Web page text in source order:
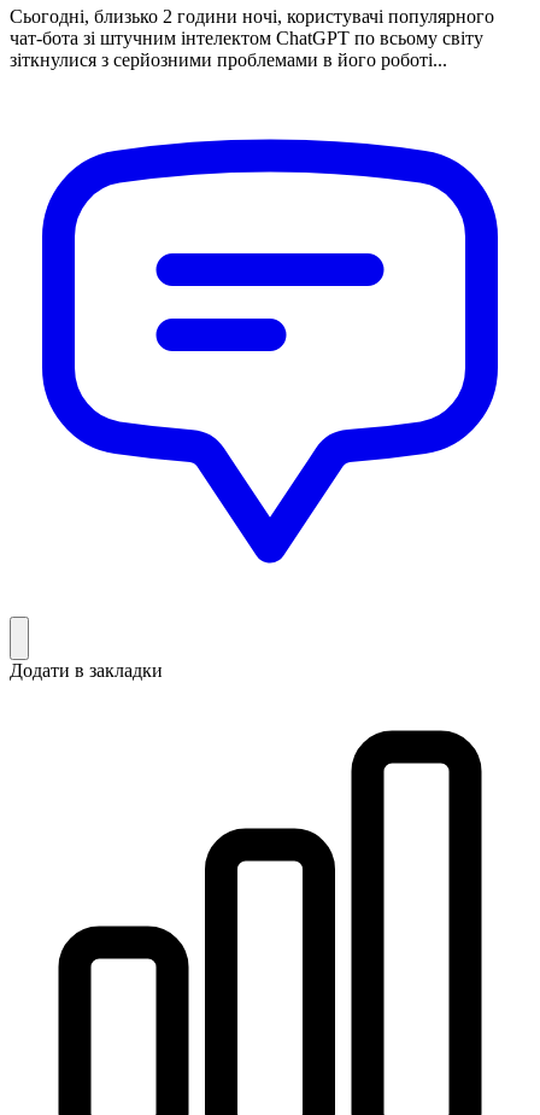
Сьогодні, близько 2 години ночі, користувачі популярного
чат-бота зі штучним інтелектом ChatGPT по всьому світу
зіткнулися з серйозними проблемами в його роботі...
Додати в закладки